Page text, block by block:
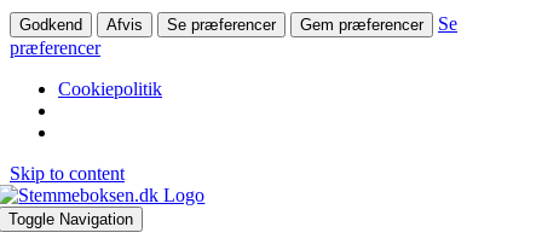
Godkend Afvis Se præferencer Gem præferencer
Se
præferencer
Cookiepolitik
Skip to content
Toggle Navigation